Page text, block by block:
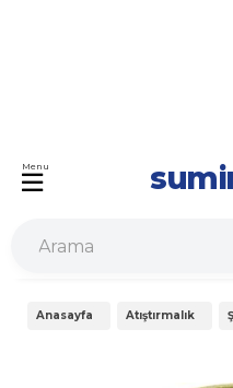
Menu
Anasayfa Atıştırmalık